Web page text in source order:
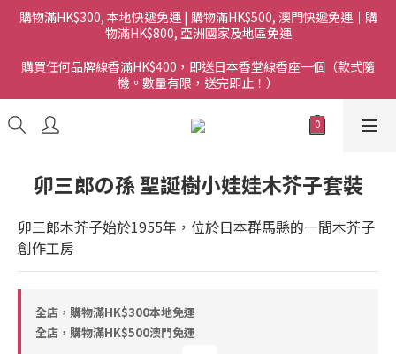
購物滿HK$300, 本地快遞免運 | 購物滿HK$500, 澳門快遞免運｜購
物滿HK$800, 亞洲國家及地區免運
購買任何品牌線香滿HK$400，即送日本香堂線香座一個（款式隨
機。數量有限，送完即止！）
卯三郎の孫 聖誕樹小娃娃木芥子套裝
卯三郎木芥子始於1955年，位於日本群馬縣的一間木芥子
創作工房
全店，購物滿HK$300本地免運
全店，購物滿HK$500澳門免運